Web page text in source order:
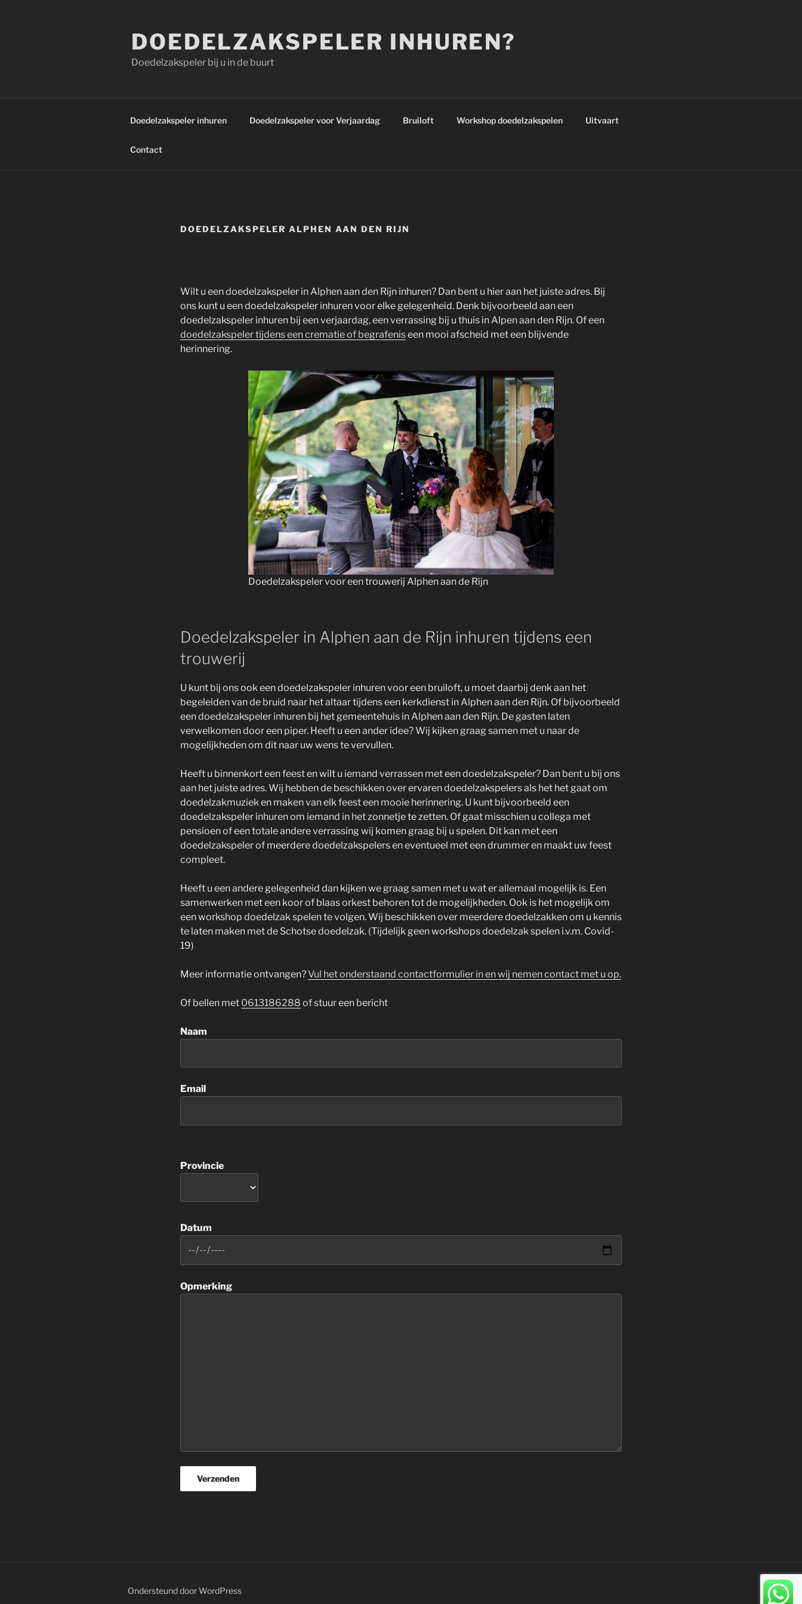
DOEDELZAKSPELER INHUREN?
Doedelzakspeler bij u in de buurt
Doedelzakspeler inhuren Doedelzakspeler voor Verjaardag Bruiloft Workshop doedelzakspelen Uitvaart
Contact
DOEDELZAKSPELER ALPHEN AAN DEN RIJN
Wilt u een doedelzakspeler in Alphen aan den Rijn inhuren? Dan bent u hier aan het juiste adres. Bij
ons kunt u een doedelzakspeler inhuren voor elke gelegenheid. Denk bijvoorbeeld aan een
doedelzakspeler inhuren bij een verjaardag, een verrassing bij u thuis in Alpen aan den Rijn. Of een
doedelzakspeler tijdens een crematie of begrafeniseen mooi afscheid met een blijvende
herinnering.
Doedelzakspeler voor een trouwerij Alphen aan de Rijn
Doedelzakspeler in Alphen aan de Rijn inhuren tijdens een
trouwerij
U kunt bij ons ook een doedelzakspeler inhuren voor een bruiloft, u moet daarbij denk aan het
begeleiden van de bruid naar het altaar tijdens een kerkdienst in Alphen aan den Rijn. Of bijvoorbeeld
een doedelzakspeler inhuren bij het gemeentehuis in Alphen aan den Rijn. De gasten laten
verwelkomen door een piper. Heeft u een ander idee? Wij kijken graag samen met u naar de
mogelijkheden om dit naar uw wens te vervullen.
Heeft u binnenkort een feest en wilt u iemand verrassen met een doedelzakspeler? Dan bent u bij ons
aan het juiste adres. Wij hebben de beschikken over ervaren doedelzakspelers als het het gaat om
doedelzakmuziek en maken van elk feest een mooie herinnering. U kunt bijvoorbeeld een
doedelzakspeler inhuren om iemand in het zonnetje te zetten. Of gaat misschien u collega met
pensioen of een totale andere verrassing wij komen graag bij u spelen. Dit kan met een
doedelzakspeler of meerdere doedelzakspelers en eventueel met een drummer en maakt uw feest
compleet.
Heeft u een andere gelegenheid dan kijken we graag samen met u wat er allemaal mogelijk is. Een
samenwerken met een koor of blaas orkest behoren tot de mogelijkheden. Ook is het mogelijk om
een workshop doedelzak spelen te volgen. Wij beschikken over meerdere doedelzakken om u kennis
te laten maken met de Schotse doedelzak. (Tijdelijk geen workshops doedelzak spelen i.v.m. Covid-
19)
Meer informatie ontvangen?Vul het onderstaand contactformulier in en wij nemen contact met u op.
Of bellen met 0613186288 of stuur een bericht
Naam
Email
Provincie
Datum
Opmerking
Ondersteund door WordPress